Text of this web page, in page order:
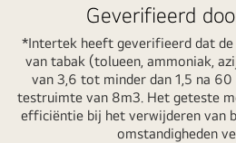
Geverifieerd
*Intertek heeft geverifieerd dat
van tabak (tolueen, ammoniak,
van 3,6 tot minder dan 1,5 na
testruimte van 8m3. Het geteste
efficiëntie bij het verwijderen van
omstandigheden